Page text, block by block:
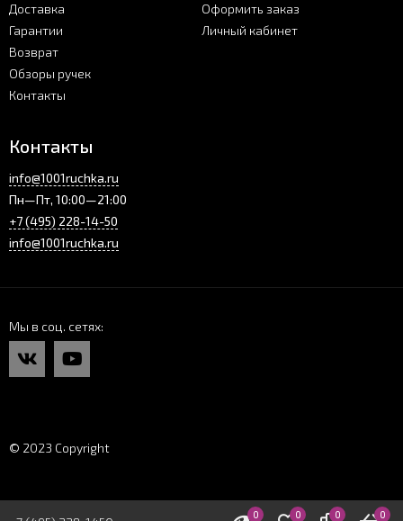
Доставка
Гарантии
Возврат
Обзоры ручек
Контакты
Оформить заказ
Личный кабинет
Контакты
info@1001ruchka.ru
Пн—Пт, 10:00—21:00
+7 (495) 228-14-50
info@1001ruchka.ru
Мы в соц. сетях
© 2023 Copyright
0 0 0 0